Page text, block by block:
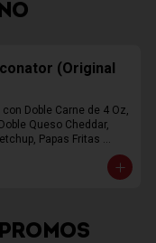
(Original
Doble Carne de 4 Oz,
Queso Cheddar,
Papas Fritas